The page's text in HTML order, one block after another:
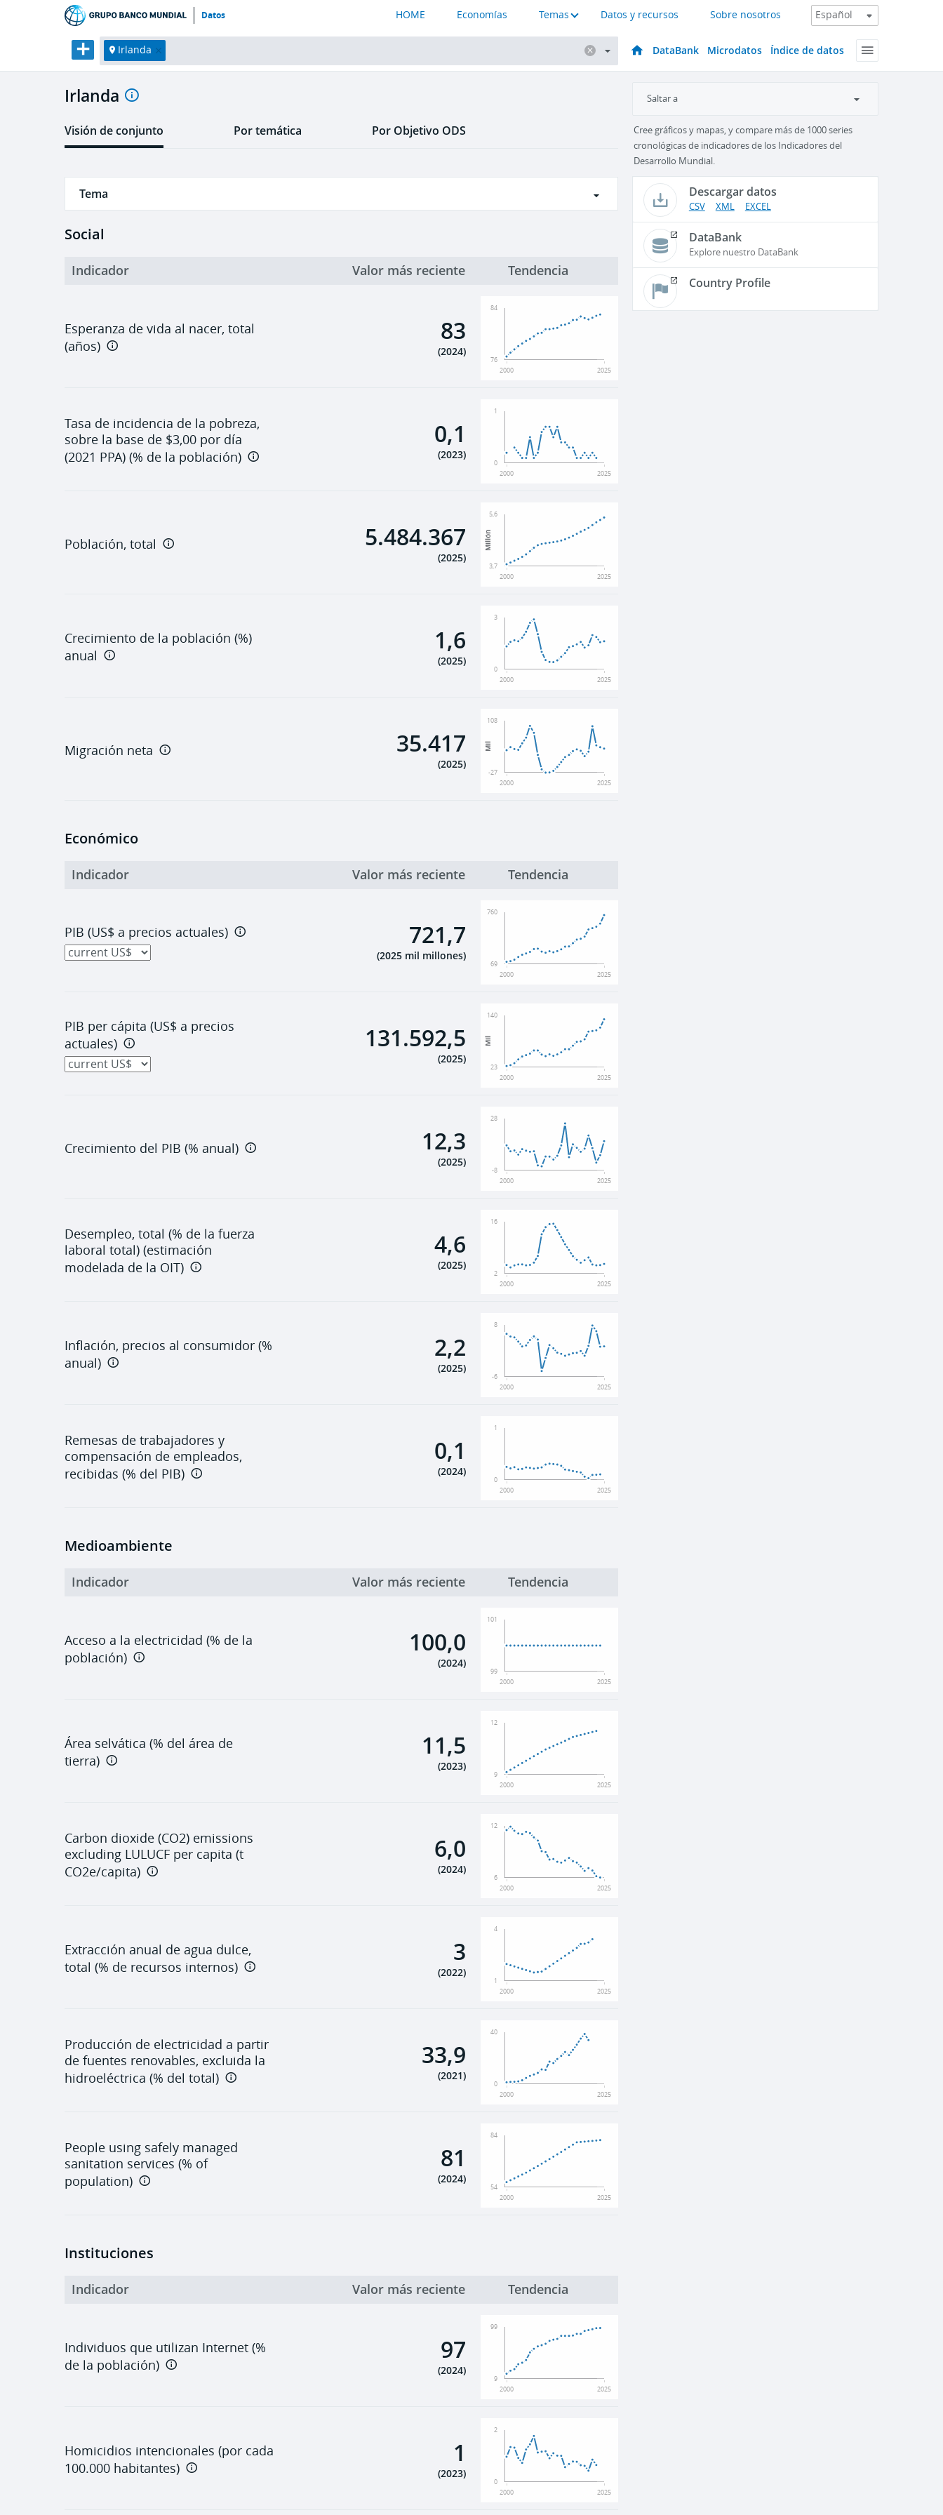
Datos HOME Economías Temas Datos y recursos Sobre nosotros
Irlanda DataBank Microdatos Índice de datos
Irlanda Saltar a
Visión de conjunto Por temática Por Objetivo ODS
Tema
Social
Instituciones
Social
Indicador Valor más reciente Tendencia
Esperanza de vida al nacer, total
(años)
83
(2024)
2000 2025
76
84
Tasa de incidencia de la pobreza,
sobre la base de $3,00 por día
(2021 PPA) (% de la población)
0,1
(2023)
2000 2025
0
1
Población, total 5.484.367
(2025)
2000 2025
Millón
3,7
5,6
Crecimiento de la población (%)
anual
1,6
(2025)
2000 2025
0
3
Migración neta 35.417
(2025)
2000 2025
Mil
-27
108
Económico
Indicador Valor más reciente Tendencia
PIB (US$ a precios actuales) 721,7
(2025 mil millones)
2000 2025
69
760
PIB per cápita (US$ a precios
actuales)
131.592,5
(2025)
2000 2025
Mil
23
140
Crecimiento del PIB (% anual) 12,3
(2025)
2000 2025
-8
28
Desempleo, total (% de la fuerza
laboral total) (estimación
modelada de la OIT)
4,6
(2025)
2000 2025
2
16
Inflación, precios al consumidor (%
anual)
2,2
(2025)
2000 2025
-6
8
Remesas de trabajadores y
compensación de empleados,
recibidas (% del PIB)
0,1
(2024)
2000 2025
0
1
Medioambiente
Indicador Valor más reciente Tendencia
Acceso a la electricidad (% de la
población)
100,0
(2024)
2000 2025
99
101
Área selvática (% del área de
tierra)
11,5
(2023)
2000 2025
9
12
Carbon dioxide (CO2) emissions
excluding LULUCF per capita (t
CO2e/capita)
6,0
(2024)
2000 2025
6
12
Extracción anual de agua dulce,
total (% de recursos internos)
3
(2022)
2000 2025
1
4
Producción de electricidad a partir
de fuentes renovables, excluida la
hidroeléctrica (% del total)
33,9
(2021)
2000 2025
0
40
People using safely managed
sanitation services (% of
population)
81
(2024)
2000 2025
54
84
Instituciones
Indicador Valor más reciente Tendencia
Individuos que utilizan Internet (%
de la población)
97
(2024)
2000 2025
9
99
Homicidios intencionales (por cada
100.000 habitantes)
1
(2023)
2000 2025
0
2
Cree gráficos y mapas, y compare más de 1000 series
cronológicas de indicadores de los Indicadores del
Desarrollo Mundial.
Descargar datos
CSV XML EXCEL
DataBank
Explore nuestro DataBank
Country Profile